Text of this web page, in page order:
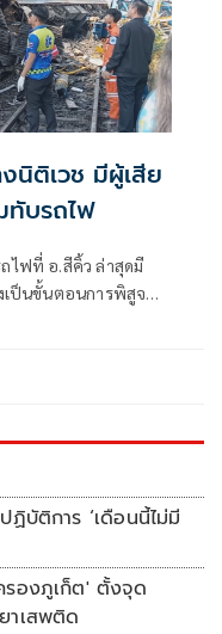
นิติเวช มีผู้เสีย
ทับรถไฟ
ไฟที่ อ.สีคิ้ว ล่าสุดมี
เป็นขั้นตอนการพิสูจน์
ฏิบัติการ ‘เดือนนี้ไม่มี
รองภูเก็ต' ตั้งจุด
าเสพติด